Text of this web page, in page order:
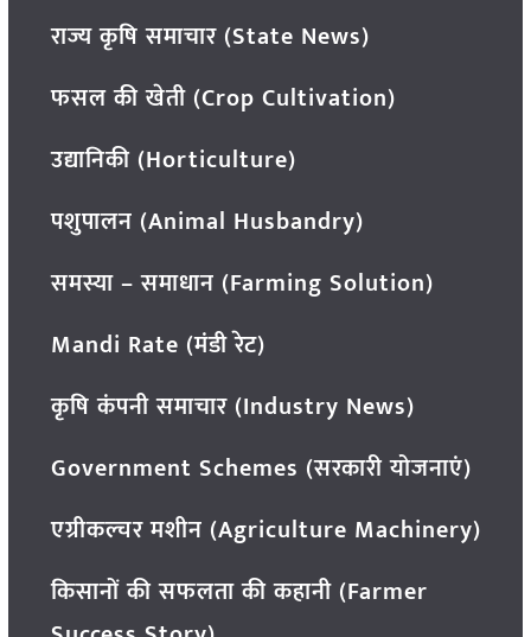
राज्य कृषि समाचार (State News)
फसल की खेती (Crop Cultivation)
उद्यानिकी (Horticulture)
पशुपालन (Animal Husbandry)
समस्या – समाधान (Farming Solution)
Mandi Rate (मंडी रेट)
कृषि कंपनी समाचार (Industry News)
Government Schemes (सरकारी योजनाएं)
एग्रीकल्चर मशीन (Agriculture Machinery)
किसानों की सफलता की कहानी (Farmer